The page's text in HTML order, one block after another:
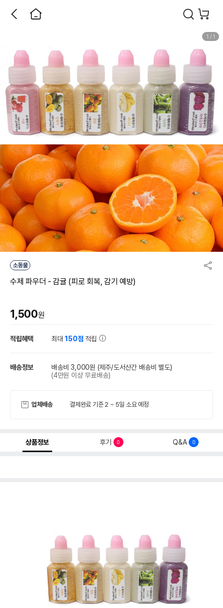
1 / 1
소동물
수제 파우더 - 감귤 (피로 회복, 감기 예방)
1,500원
적립혜택 최대150점 적립
배송정보 배송비 3,000원 (제주/도서산간 배송비 별도)
(4만원 이상 무료배송)
업체배송 결제완료 기준 2 ~ 5일 소요 예정
상품정보 후기 0 Q&A 0